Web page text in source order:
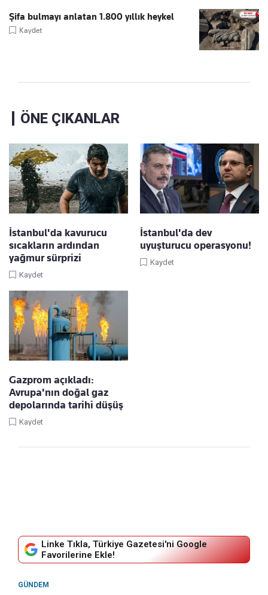
Şifa bulmayı anlatan 1.800 yıllık heykel
Kaydet
ÖNE ÇIKANLAR
İstanbul'da kavurucu
sıcakların ardından
yağmur sürprizi
Kaydet
İstanbul'da dev
uyuşturucu operasyonu!
Kaydet
Gazprom açıkladı:
Avrupa'nın doğal gaz
depolarında tarihi düşüş
Kaydet
Linke Tıkla, Türkiye Gazetesi'ni Google
Favorilerine Ekle!
GÜNDEM